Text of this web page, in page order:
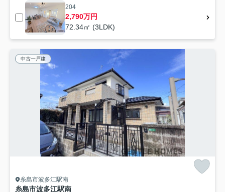
204
2,790万円
72.34㎡ (3LDK)
中古一戸建
糸島市波多江駅南
糸島市波多江駅南